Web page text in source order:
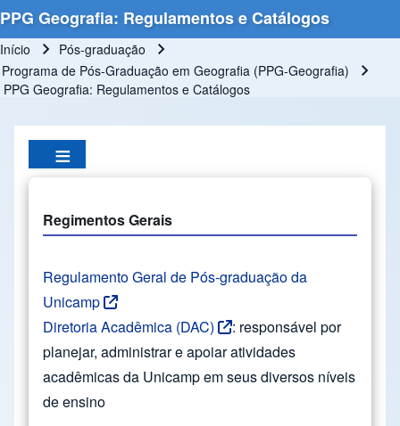
PPG Geografia: Regulamentos e Catálogos
Trilha de navegação
Início
Pós-graduação
Programa de Pós-Graduação em Geografia (PPG-Geografia)
PPG Geografia: Regulamentos e Catálogos
Regimentos Gerais
Regulamento Geral de Pós-graduação da
Unicamp
Diretoria Acadêmica (DAC)
: responsável por
planejar, administrar e apoiar atividades
acadêmicas da Unicamp em seus diversos níveis
de ensino